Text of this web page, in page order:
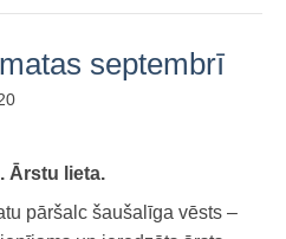
septembrī
Ārstu lieta.
pāršalc šaušalīga vēsts –